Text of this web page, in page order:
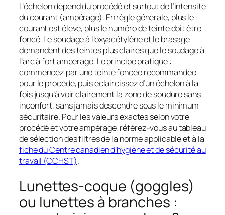
L’échelon dépend du procédé et surtout de l’intensité
du courant (ampérage). En règle générale, plus le
courant est élevé, plus le numéro de teinte doit être
foncé. Le soudage à l’oxyacétylène et le brasage
demandent des teintes plus claires que le soudage à
l’arc à fort ampérage. Le principe pratique :
commencez par une teinte foncée recommandée
pour le procédé, puis éclaircissez d’un échelon à la
fois jusqu’à voir clairement la zone de soudure sans
inconfort, sans jamais descendre sous le minimum
sécuritaire. Pour les valeurs exactes selon votre
procédé et votre ampérage, référez-vous au tableau
de sélection des filtres de la norme applicable et à la
fiche du Centre canadien d’hygiène et de sécurité au
travail (CCHST).
Lunettes-coque (goggles)
ou lunettes à branches :